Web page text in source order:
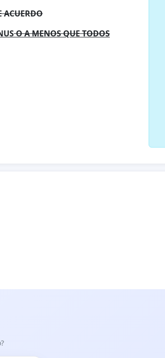
ACUERDO
O A MENOS QUE TODOS